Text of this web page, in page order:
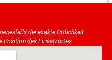
die exakte Örtlichkeit
Position des Einsatzortes